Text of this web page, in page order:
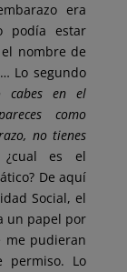
era
podía estar
nombre de
Lo segundo
cabes en el
como
no tienes
¿cual es el
De aquí
Social, el
un papel por
me pudieran
permiso. Lo